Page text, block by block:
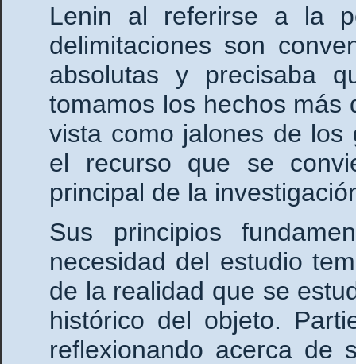
Lenin al referirse a la
delimitaciones son
absolutas y precisaba
tomamos los hechos más
vista como jalones de los
el recurso que se
principal de la
Sus principios
necesidad del estudio
de la realidad que se
histórico del objeto.
reflexionando acerca de